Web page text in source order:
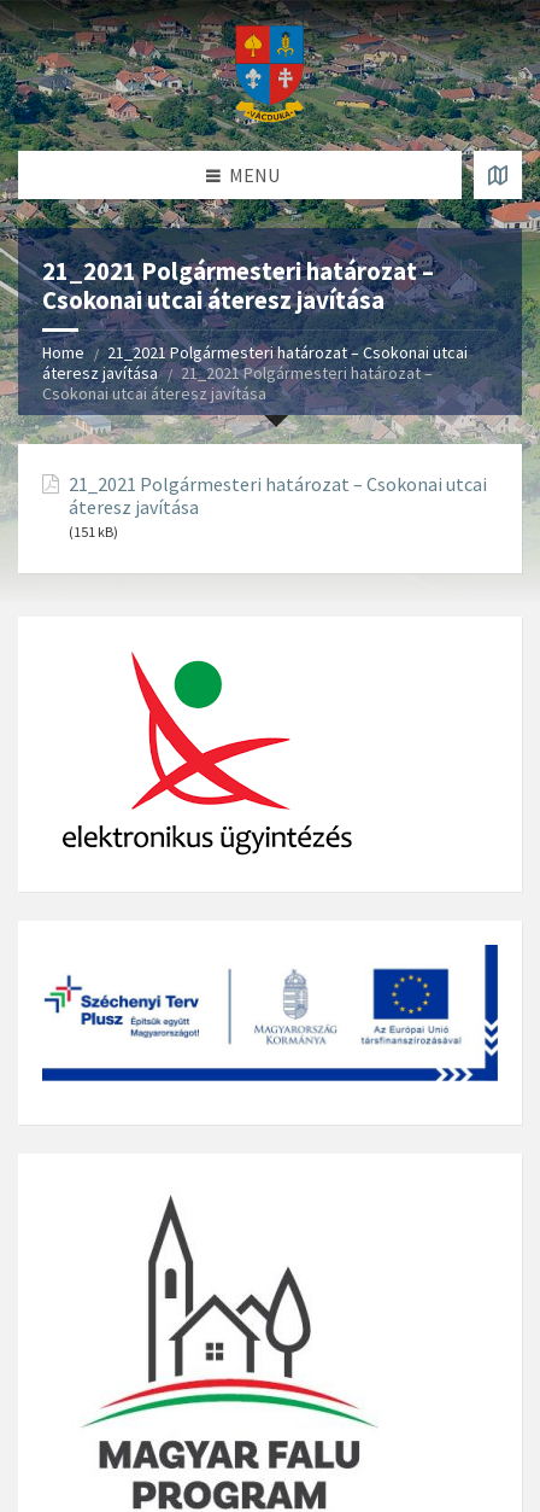
MENU
21_2021 Polgármesteri határozat –
Csokonai utcai áteresz javítása
Home
21_2021 Polgármesteri határozat – Csokonai utcai
áteresz javítása
21_2021 Polgármesteri határozat –
Csokonai utcai áteresz javítása
21_2021 Polgármesteri határozat – Csokonai utcai
áteresz javítása
(151 kB)